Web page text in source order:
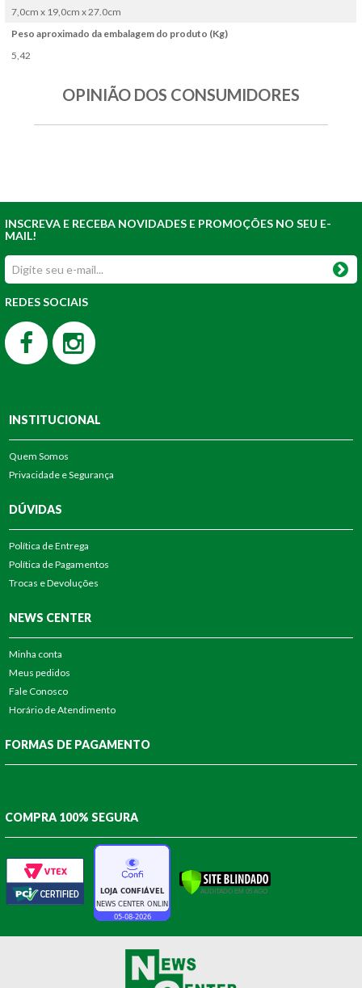
7,0cm x 19,0cm x 27.0cm
Peso aproximado da embalagem do produto (Kg)
5,42
OPINIÃO DOS CONSUMIDORES
INSCREVA E RECEBA NOVIDADES E PROMOÇÕES NO SEU E-
MAIL!
REDES SOCIAIS
INSTITUCIONAL
Quem Somos
Privacidade e Segurança
DÚVIDAS
Política de Entrega
Política de Pagamentos
Trocas e Devoluções
NEWS CENTER
Minha conta
Meus pedidos
Fale Conosco
Horário de Atendimento
FORMAS DE PAGAMENTO
COMPRA 100% SEGURA